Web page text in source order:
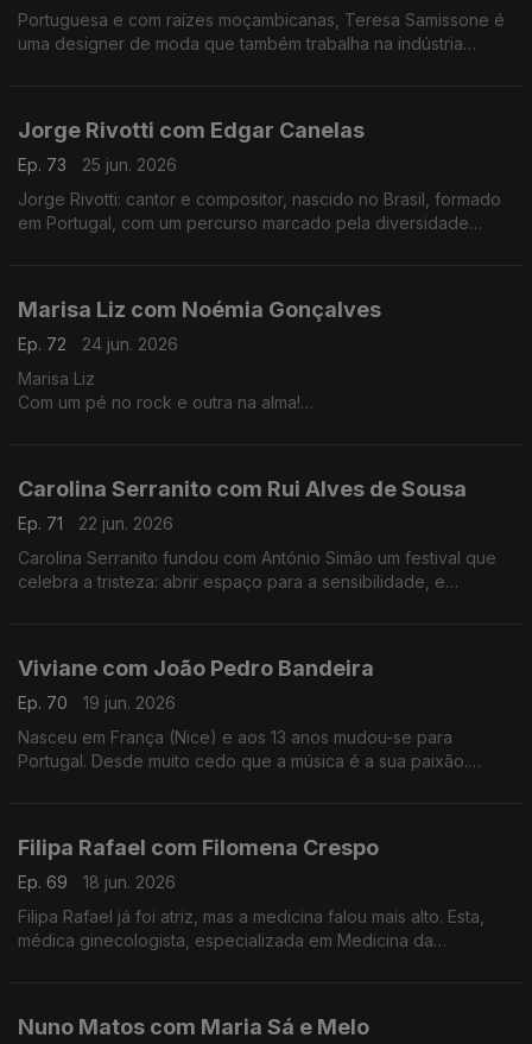
Portuguesa e com raízes moçambicanas, Teresa Samissone é
uma designer de moda que também trabalha na indústria
Jorge Rivotti com Edgar Canelas
Ep. 73
25 jun. 2026
Jorge Rivotti: cantor e compositor, nascido no Brasil, formado
em Portugal, com um percurso marcado pela diversidade
Marisa Liz com Noémia Gonçalves
Ep. 72
24 jun. 2026
Marisa Liz
Com um pé no rock e outra na alma!
Carolina Serranito com Rui Alves de Sousa
Ep. 71
22 jun. 2026
Carolina Serranito fundou com António Simão um festival que
celebra a tristeza: abrir espaço para a sensibilidade, e
Viviane com João Pedro Bandeira
Ep. 70
19 jun. 2026
Nasceu em França (Nice) e aos 13 anos mudou-se para
Portugal. Desde muito cedo que a música é a sua paixão.
Filipa Rafael com Filomena Crespo
Ep. 69
18 jun. 2026
Filipa Rafael já foi atriz, mas a medicina falou mais alto. Esta,
médica ginecologista, especializada em Medicina da
Nuno Matos com Maria Sá e Melo